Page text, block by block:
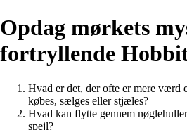
Opdag mørkets
fortryllende
Hvad er det, der ofte er mere værd
købes, sælges eller stjæles?
Hvad kan flytte gennem
spejl?